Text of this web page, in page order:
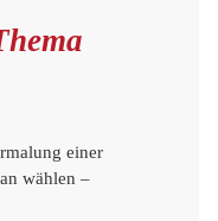
einer
wählen –